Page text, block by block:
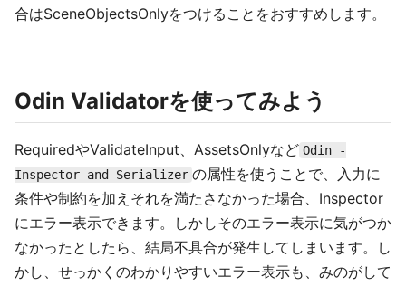
合はSceneObjectsOnlyをつけることをおすすめします。
Odin Validatorを使ってみよう
RequiredやValidateInput、AssetsOnlyなど Odin -
Inspector and Serializer の属性を使うことで、入力に
条件や制約を加えそれを満たさなかった場合、Inspector
にエラー表示できます。しかしそのエラー表示に気がつか
なかったとしたら、結局不具合が発生してしまいます。し
かし、せっかくのわかりやすいエラー表示も、みのがして